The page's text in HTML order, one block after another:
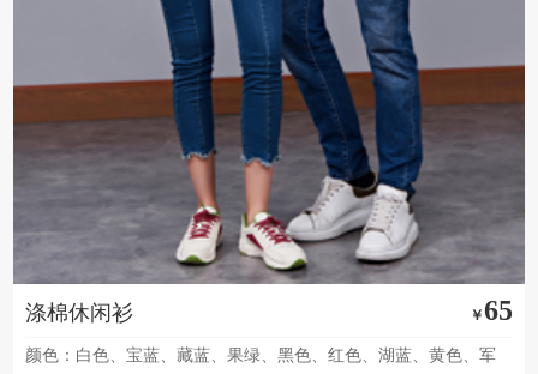
涤棉休闲衫 ￥65
颜色：白色、宝蓝、藏蓝、果绿、黑色、红色、湖蓝、黄色、军